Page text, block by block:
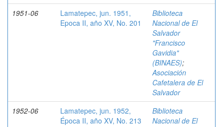
1951-06
Lamatepec, jun. 1951,
Epoca II, año XV, No. 201
Biblioteca
Nacional de El
Salvador
"Francisco
Gavidia"
(BINAES);
Asociación
Cafetalera de El
Salvador
1952-06
Lamatepec, jun. 1952,
Época II, año XV, No. 213
Biblioteca
Nacional de El